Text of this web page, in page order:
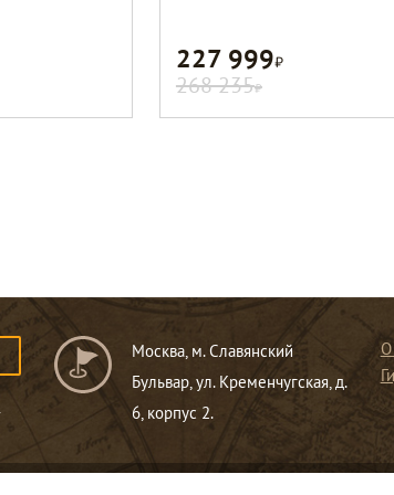
227 999Р
268 235Р
Москва, м. Славянский
Бульвар, ул. Кременчугская, д.
6, корпус 2.
О